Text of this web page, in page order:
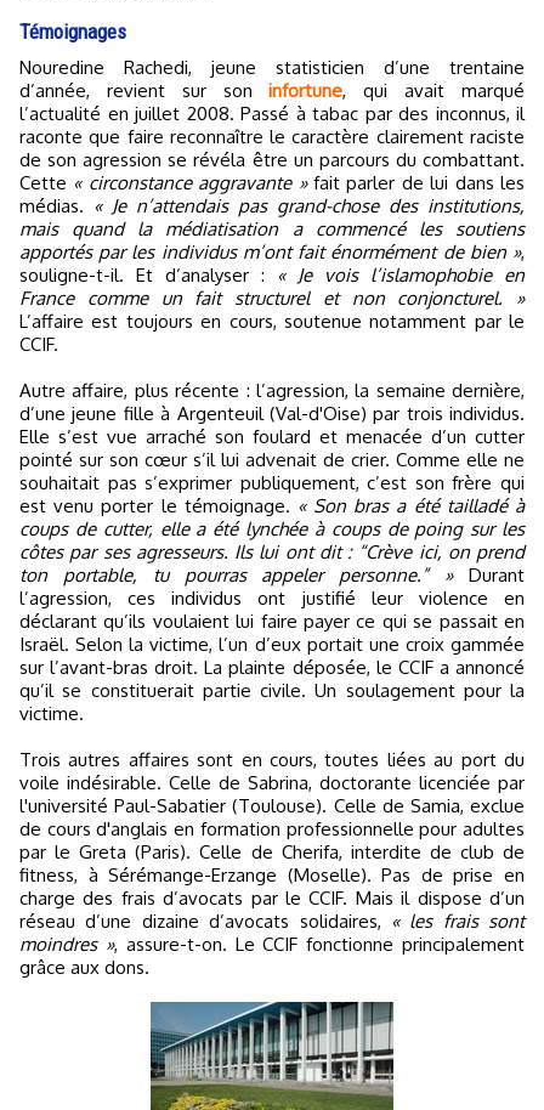
Témoignages
Nouredine Rachedi, jeune statisticien d’une trentaine
d’année, revient sur soninfortune, qui avait marqué
l’actualité en juillet 2008. Passé à tabac par des inconnus, il
raconte que faire reconnaître le caractère clairement raciste
de son agression se révéla être un parcours du combattant.
Cette « circonstance aggravante »fait parler de lui dans les
médias. « Je n’attendais pas grand-chose des institutions,
mais quand la médiatisation a commencé les soutiens
apportés par les individus m’ont fait énormément de bien »,
souligne-t-il. Et d’analyser :
« Je vois l’islamophobie en
France comme un fait structurel et non conjoncturel. »
L’affaire est toujours en cours, soutenue notamment par le
CCIF.
Autre affaire, plus récente : l’agression, la semaine dernière,
d’une jeune fille à Argenteuil (Val-d'Oise) par trois individus.
Elle s’est vue arraché son foulard et menacée d’un cutter
pointé sur son cœur s’il lui advenait de crier. Comme elle ne
souhaitait pas s’exprimer publiquement, c’est son frère qui
est venu porter le témoignage. « Son bras a été tailladé à
coups de cutter, elle a été lynchée à coups de poing sur les
côtes par ses agresseurs. Ils lui ont dit : “Crève ici, on prend
ton portable, tu pourras appeler personne.” »Durant
l’agression, ces individus ont justifié leur violence en
déclarant qu’ils voulaient lui faire payer ce qui se passait en
Israël. Selon la victime, l’un d’eux portait une croix gammée
sur l’avant-bras droit. La plainte déposée, le CCIF a annoncé
qu’il se constituerait partie civile. Un soulagement pour la
victime.
Trois autres affaires sont en cours, toutes liées au port du
voile indésirable. Celle de Sabrina, doctorante licenciée par
l'université Paul-Sabatier (Toulouse). Celle de Samia, exclue
de cours d'anglais en formation professionnelle pour adultes
par le Greta (Paris). Celle de Cherifa, interdite de club de
fitness, à Sérémange-Erzange (Moselle). Pas de prise en
charge des frais d’avocats par le CCIF. Mais il dispose d’un
réseau d’une dizaine d’avocats solidaires, « les frais sont
moindres », assure-t-on. Le CCIF fonctionne principalement
grâce aux dons.